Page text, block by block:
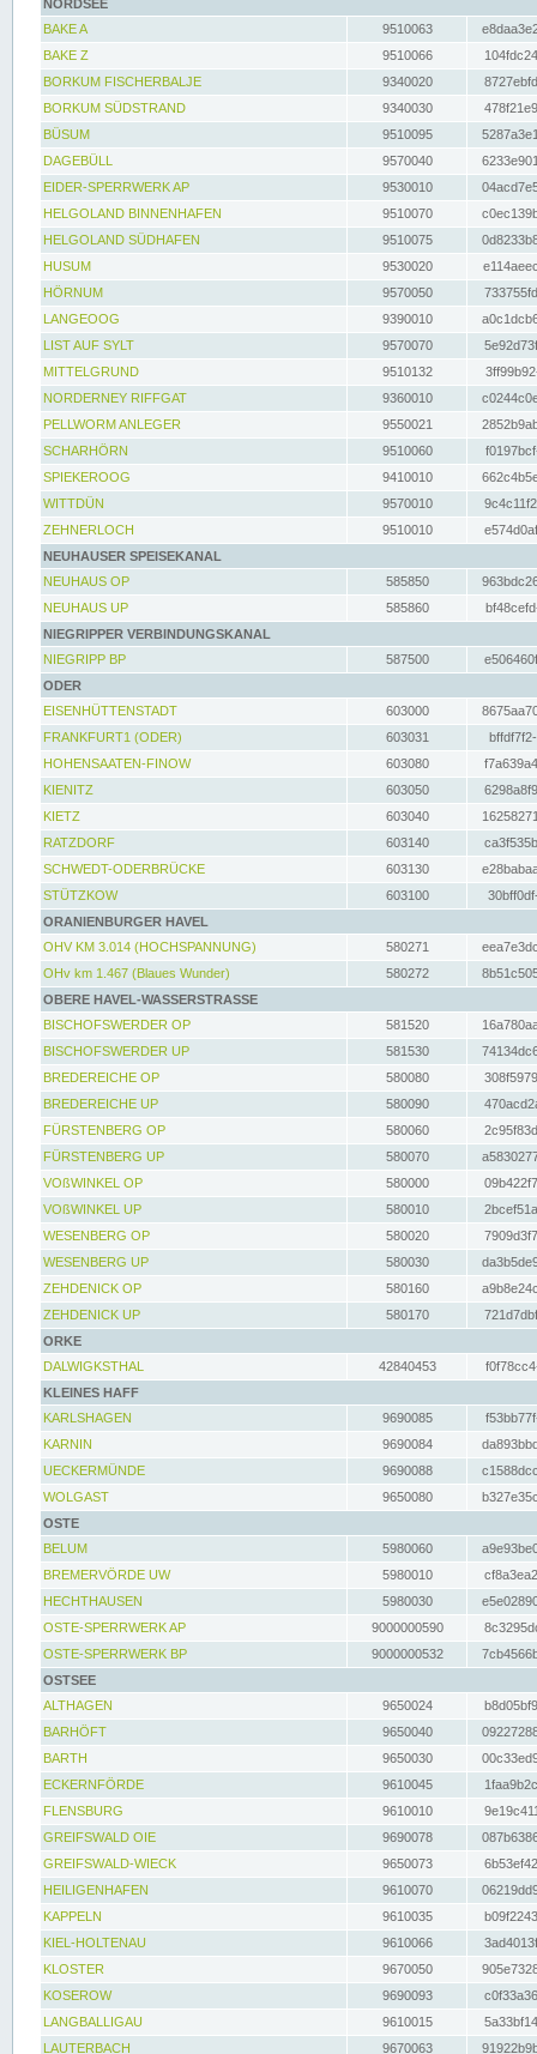
NORDSEE
BAKE A
9510063
BAKE Z
9510066
BORKUM FISCHERBALJE
9340020
BORKUM SÜDSTRAND
9340030
BÜSUM
9510095
DAGEBÜLL
9570040
EIDER-SPERRWERK AP
9530010
HELGOLAND BINNENHAFEN
9510070
HELGOLAND SÜDHAFEN
9510075
HUSUM
9530020
HÖRNUM
9570050
LANGEOOG
9390010
LIST AUF SYLT
9570070
MITTELGRUND
9510132
NORDERNEY RIFFGAT
9360010
PELLWORM ANLEGER
9550021
SCHARHÖRN
9510060
SPIEKEROOG
9410010
WITTDÜN
9570010
ZEHNERLOCH
9510010
NEUHAUSER SPEISEKANAL
NEUHAUS OP
585850
NEUHAUS UP
585860
NIEGRIPPER VERBINDUNGSKANAL
NIEGRIPP BP
587500
ODER
EISENHÜTTENSTADT
603000
FRANKFURT1 (ODER)
603031
HOHENSAATEN-FINOW
603080
KIENITZ
603050
KIETZ
603040
RATZDORF
603140
SCHWEDT-ODERBRÜCKE
603130
STÜTZKOW
603100
ORANIENBURGER HAVEL
OHV KM 3.014 (HOCHSPANNUNG)
580271
OHv km 1.467 (Blaues Wunder)
580272
OBERE HAVEL-WASSERSTRASSE
BISCHOFSWERDER OP
581520
BISCHOFSWERDER UP
581530
BREDEREICHE OP
580080
BREDEREICHE UP
580090
FÜRSTENBERG OP
580060
FÜRSTENBERG UP
580070
VOßWINKEL OP
580000
VOßWINKEL UP
580010
WESENBERG OP
580020
WESENBERG UP
580030
ZEHDENICK OP
580160
ZEHDENICK UP
580170
ORKE
DALWIGKSTHAL
42840453
KLEINES HAFF
KARLSHAGEN
9690085
KARNIN
9690084
UECKERMÜNDE
9690088
WOLGAST
9650080
OSTE
BELUM
5980060
BREMERVÖRDE UW
5980010
HECHTHAUSEN
5980030
OSTE-SPERRWERK AP
9000000590
OSTE-SPERRWERK BP
9000000532
OSTSEE
ALTHAGEN
9650024
BARHÖFT
9650040
BARTH
9650030
ECKERNFÖRDE
9610045
FLENSBURG
9610010
GREIFSWALD OIE
9690078
GREIFSWALD-WIECK
9650073
HEILIGENHAFEN
9610070
KAPPELN
9610035
KIEL-HOLTENAU
9610066
KLOSTER
9670050
KOSEROW
9690093
LANGBALLIGAU
9610015
LAUTERBACH
9670063